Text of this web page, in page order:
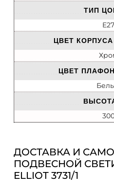
ТИП
E27
ЦВЕТ
ЦВЕТ
ДОСТАВКА И
ПОДВЕСНОЙ
ELLIOT 3731/1